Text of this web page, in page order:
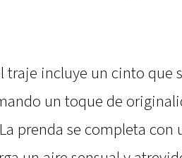
traje incluye un cinto que
un toque de
prenda se completa con